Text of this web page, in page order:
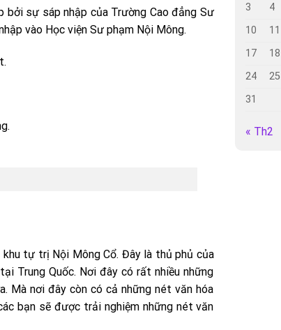
bởi sự sáp nhập của Trường Cao đẳng Sư
vào Học viện Sư phạm Nội Mông.
tự trị Nội Mông Cổ. Đây là thủ phủ của
Trung Quốc. Nơi đây có rất nhiều những
Mà nơi đây còn có cả những nét văn hóa
bạn sẽ được trải nghiệm những nét văn
3
4
10
11
17
18
24
25
31
« Th2